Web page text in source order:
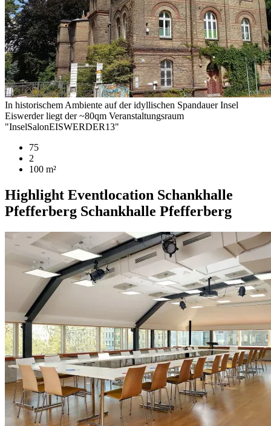
In historischem Ambiente auf der idyllischen Spandauer Insel
Eiswerder liegt der ~80qm Veranstaltungsraum
"InselSalonEISWERDER13"
75
2
100 m²
Highlight Eventlocation Schankhalle
Pfefferberg Schankhalle Pfefferberg